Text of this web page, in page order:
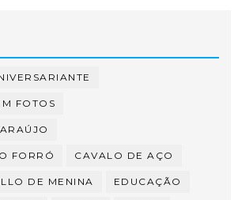
FOTOS
FORRÓ CAVALO DE AÇO
DE MENINA EDUCAÇÃO